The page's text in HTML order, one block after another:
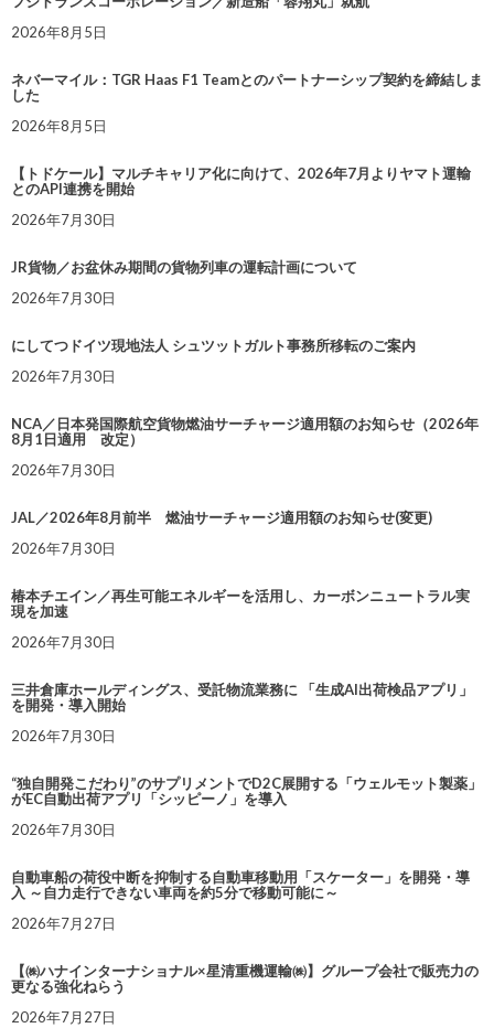
2026年8月5日
ネバーマイル：TGR Haas F1 Teamとのパートナーシップ契約を締結しま
した
2026年8月5日
【トドケール】マルチキャリア化に向けて、2026年7月よりヤマト運輸
とのAPI連携を開始
2026年7月30日
JR貨物／お盆休み期間の貨物列車の運転計画について
2026年7月30日
にしてつドイツ現地法人 シュツットガルト事務所移転のご案内
2026年7月30日
NCA／日本発国際航空貨物燃油サーチャージ適用額のお知らせ（2026年
8月1日適用 改定）
2026年7月30日
JAL／2026年8月前半 燃油サーチャージ適用額のお知らせ(変更)
2026年7月30日
椿本チエイン／再生可能エネルギーを活用し、カーボンニュートラル実
現を加速
2026年7月30日
三井倉庫ホールディングス、受託物流業務に 「生成AI出荷検品アプリ」
を開発・導入開始
2026年7月30日
“独自開発こだわり”のサプリメントでD2C展開する「ウェルモット製薬」
がEC自動出荷アプリ「シッピーノ」を導入
2026年7月30日
自動車船の荷役中断を抑制する自動車移動用「スケーター」を開発・導
入 ～自力走行できない車両を約5分で移動可能に～
2026年7月27日
【㈱ハナインターナショナル×星清重機運輸㈱】グループ会社で販売力の
更なる強化ねらう
2026年7月27日